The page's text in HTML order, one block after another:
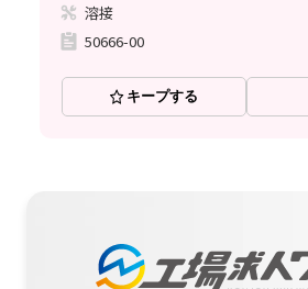
溶接
50666-00
キープする